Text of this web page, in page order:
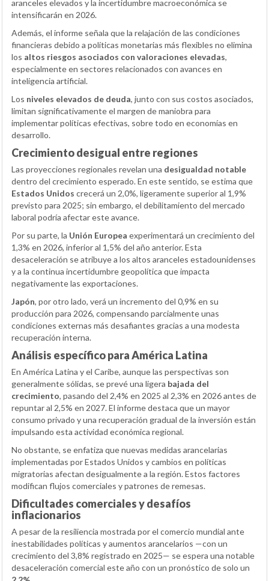
aranceles elevados y la incertidumbre macroeconómica se
intensificarán en 2026.
Además, el informe señala que la relajación de las condiciones
financieras debido a políticas monetarias más flexibles no elimina
los altos riesgos asociados con valoraciones elevadas,
especialmente en sectores relacionados con avances en
inteligencia artificial.
Los niveles elevados de deuda, junto con sus costos asociados,
limitan significativamente el margen de maniobra para
implementar políticas efectivas, sobre todo en economías en
desarrollo.
Crecimiento desigual entre regiones
Las proyecciones regionales revelan una desigualdad notable
dentro del crecimiento esperado. En este sentido, se estima que
Estados Unidos crecerá un 2,0%, ligeramente superior al 1,9%
previsto para 2025; sin embargo, el debilitamiento del mercado
laboral podría afectar este avance.
Por su parte, la Unión Europea experimentará un crecimiento del
1,3% en 2026, inferior al 1,5% del año anterior. Esta
desaceleración se atribuye a los altos aranceles estadounidenses
y a la continua incertidumbre geopolítica que impacta
negativamente las exportaciones.
Japón, por otro lado, verá un incremento del 0,9% en su
producción para 2026, compensando parcialmente unas
condiciones externas más desafiantes gracias a una modesta
recuperación interna.
Análisis específico para América Latina
En América Latina y el Caribe, aunque las perspectivas son
generalmente sólidas, se prevé una ligera bajada del
crecimiento, pasando del 2,4% en 2025 al 2,3% en 2026 antes de
repuntar al 2,5% en 2027. El informe destaca que un mayor
consumo privado y una recuperación gradual de la inversión están
impulsando esta actividad económica regional.
No obstante, se enfatiza que nuevas medidas arancelarias
implementadas por Estados Unidos y cambios en políticas
migratorias afectan desigualmente a la región. Estos factores
modifican flujos comerciales y patrones de remesas.
Dificultades comerciales y desafíos
inflacionarios
A pesar de la resiliencia mostrada por el comercio mundial ante
inestabilidades políticas y aumentos arancelarios —con un
crecimiento del 3,8% registrado en 2025— se espera una notable
desaceleración comercial este año con un pronóstico de solo un